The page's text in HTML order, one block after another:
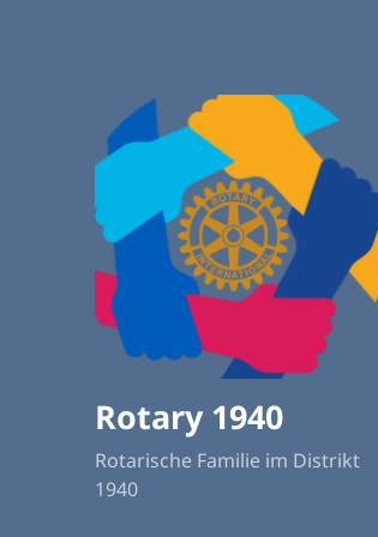
Rotary 1940
Rotarische Familie im Distrikt
1940